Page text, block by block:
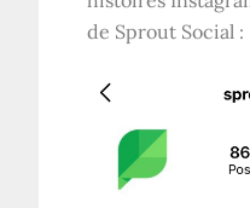
de Sprout Social :